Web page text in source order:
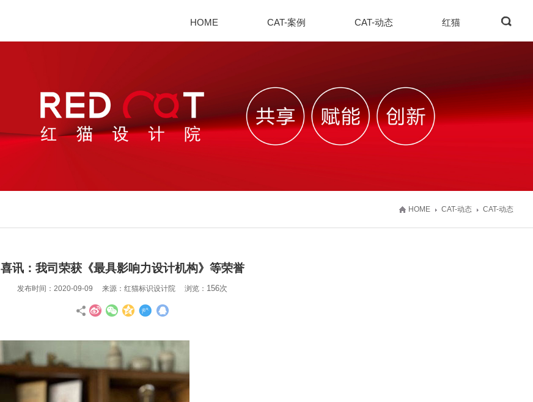
HOME CAT-案例 CAT-动态 红猫
HOME CAT-动态 CAT-动态
喜讯：我司荣获《最具影响力设计机构》等荣誉
发布时间：2020-09-09 来源：红猫标识设计院 浏览： 156次